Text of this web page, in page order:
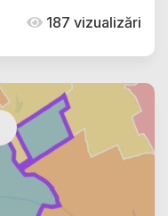
187 vizualizări